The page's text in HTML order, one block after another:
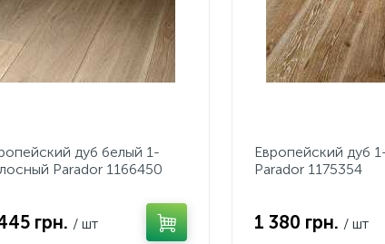
дуб белый 1-
Parador 1166450
грн. / шт
Европейский дуб
Parador 1175354
1 380 грн. / шт